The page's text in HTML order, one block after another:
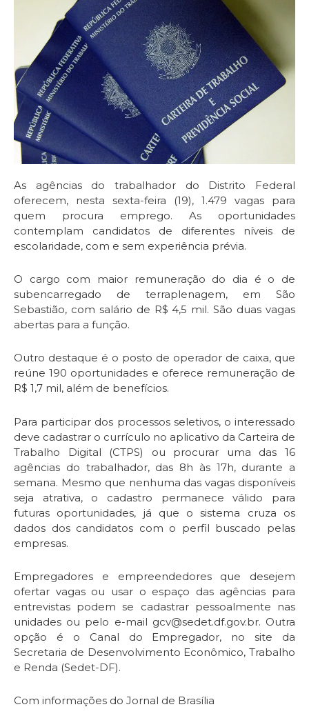
As agências do trabalhador do Distrito Federal
oferecem, nesta sexta-feira (19), 1.479 vagas para
quem procura emprego. As oportunidades
contemplam candidatos de diferentes níveis de
escolaridade, com e sem experiência prévia.
O cargo com maior remuneração do dia é o de
subencarregado de terraplenagem, em São
Sebastião, com salário de R$ 4,5 mil. São duas vagas
abertas para a função.
Outro destaque é o posto de operador de caixa, que
reúne 190 oportunidades e oferece remuneração de
R$ 1,7 mil, além de benefícios.
Para participar dos processos seletivos, o interessado
deve cadastrar o currículo no aplicativo da Carteira de
Trabalho Digital (CTPS) ou procurar uma das 16
agências do trabalhador, das 8h às 17h, durante a
semana. Mesmo que nenhuma das vagas disponíveis
seja atrativa, o cadastro permanece válido para
futuras oportunidades, já que o sistema cruza os
dados dos candidatos com o perfil buscado pelas
empresas.
Empregadores e empreendedores que desejem
ofertar vagas ou usar o espaço das agências para
entrevistas podem se cadastrar pessoalmente nas
unidades ou pelo e-mail gcv@sedet.df.gov.br. Outra
opção é o Canal do Empregador, no site da
Secretaria de Desenvolvimento Econômico, Trabalho
e Renda (Sedet-DF).
Com informações do Jornal de Brasília